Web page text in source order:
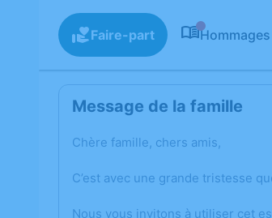
Faire-part Hommages
Message de la famille
Chère famille, chers amis,
C’est avec une grande tristesse
Nous vous invitons à utiliser cet